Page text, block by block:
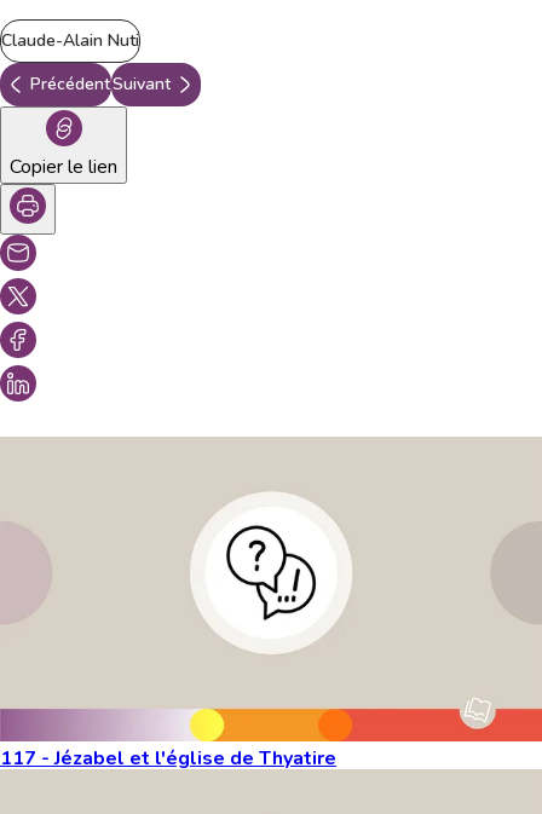
Claude-Alain Nuti
PrécédentSuivant
Copier le lien
117 - Jézabel et l'église de Thyatire